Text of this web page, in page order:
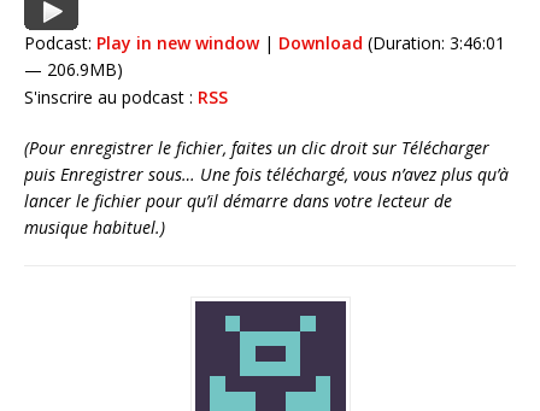
Podcast: Play in new window| Download (Duration: 3:46:01
— 206.9MB)
S'inscrire au podcast : RSS
(Pour enregistrer le fichier, faites un clic droit sur Télécharger
puis Enregistrer sous… Une fois téléchargé, vous n’avez plus qu’à
lancer le fichier pour qu’il démarre dans votre lecteur de
musique habituel.)